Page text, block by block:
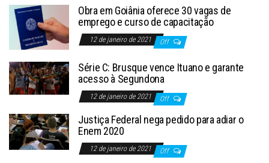
Obra em Goiânia oferece 30 vagas de
emprego e curso de capacitação
12 de janeiro de 2021 Off
Série C: Brusque vence Ituano e garante
acesso à Segundona
12 de janeiro de 2021 Off
Justiça Federal nega pedido para adiar o
Enem 2020
12 de janeiro de 2021 Off